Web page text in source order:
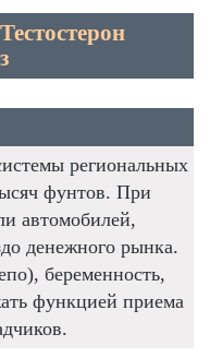
региональных
фунтов. При
автомобилей,
денежного рынка.
беременность,
функцией приема